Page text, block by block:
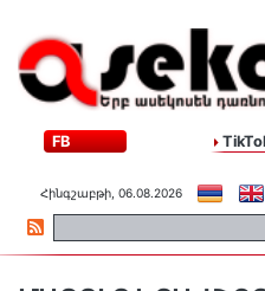
FB
Հինգշաբթի, 06.08.2026